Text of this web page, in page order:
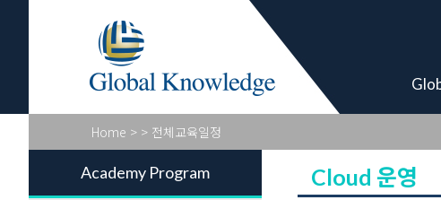
Academy
Home > > 전체교육일정
Academy Program Cloud 운영